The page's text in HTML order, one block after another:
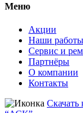
Меню
Акции
Наши работы
Сервис и
Партнёры
О компании
Контакты
Скачать